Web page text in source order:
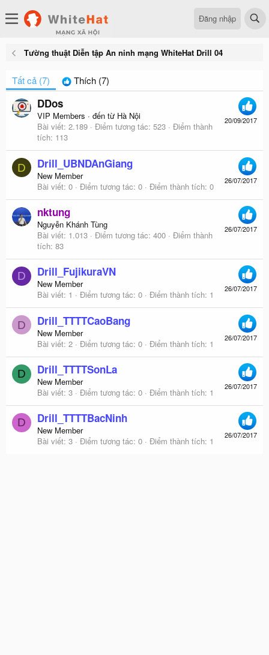
Đăng nhập
Tường thuật Diễn tập An ninh mạng WhiteHat Drill 04
Tất cả (7) Thích (7)
20/09/2017
DDos
VIP Members · đến từ Hà Nội
Bài viết 2.189 Điểm tương tác 523
Điểm thành
tích 113
D
26/07/2017
Drill_UBNDAnGiang
New Member
Bài viết 0 Điểm tương tác 0 Điểm thành tích 0
26/07/2017
nktung
Nguyễn Khánh Tùng
Bài viết 1.013 Điểm tương tác 400
Điểm thành
tích 83
D
26/07/2017
Drill_FujikuraVN
New Member
Bài viết 1 Điểm tương tác 0 Điểm thành tích 1
D
26/07/2017
Drill_TTTTCaoBang
New Member
Bài viết 2 Điểm tương tác 0 Điểm thành tích 1
D
26/07/2017
Drill_TTTTSonLa
New Member
Bài viết 3 Điểm tương tác 0 Điểm thành tích 1
D
26/07/2017
Drill_TTTTBacNinh
New Member
Bài viết 3 Điểm tương tác 0 Điểm thành tích 1